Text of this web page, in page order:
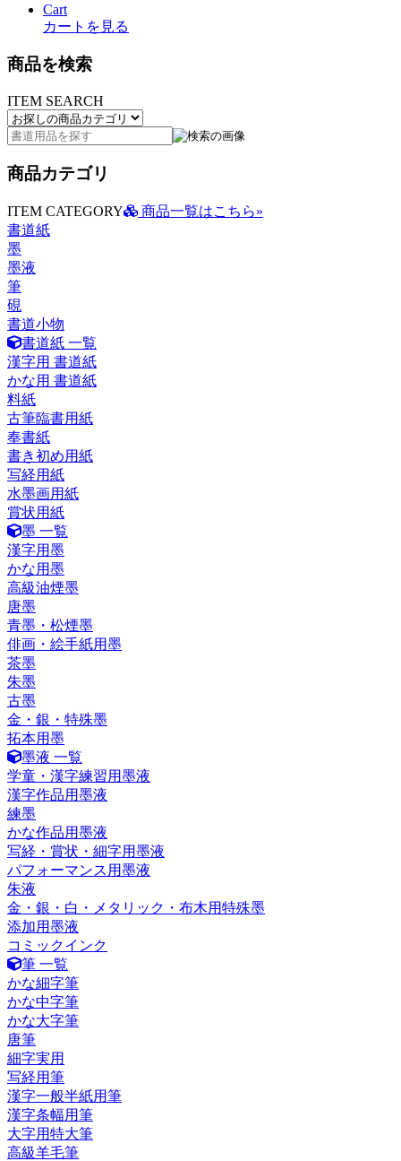
Cart
カートを見る
商品を検索
ITEM SEARCH
商品カテゴリ
ITEM CATEGORY
商品一覧はこちら»
書道紙
墨
墨液
筆
硯
書道小物
書道紙 一覧
漢字用 書道紙
かな用 書道紙
料紙
古筆臨書用紙
奉書紙
書き初め用紙
写経用紙
水墨画用紙
賞状用紙
墨 一覧
漢字用墨
かな用墨
高級油煙墨
唐墨
青墨・松煙墨
俳画・絵手紙用墨
茶墨
朱墨
古墨
金・銀・特殊墨
拓本用墨
墨液 一覧
学童・漢字練習用墨液
漢字作品用墨液
練墨
かな作品用墨液
写経・賞状・細字用墨液
パフォーマンス用墨液
朱液
金・銀・白・メタリック・布木用特殊墨
添加用墨液
コミックインク
筆 一覧
かな細字筆
かな中字筆
かな大字筆
唐筆
細字実用
写経用筆
漢字一般半紙用筆
漢字条幅用筆
大字用特大筆
高級羊毛筆